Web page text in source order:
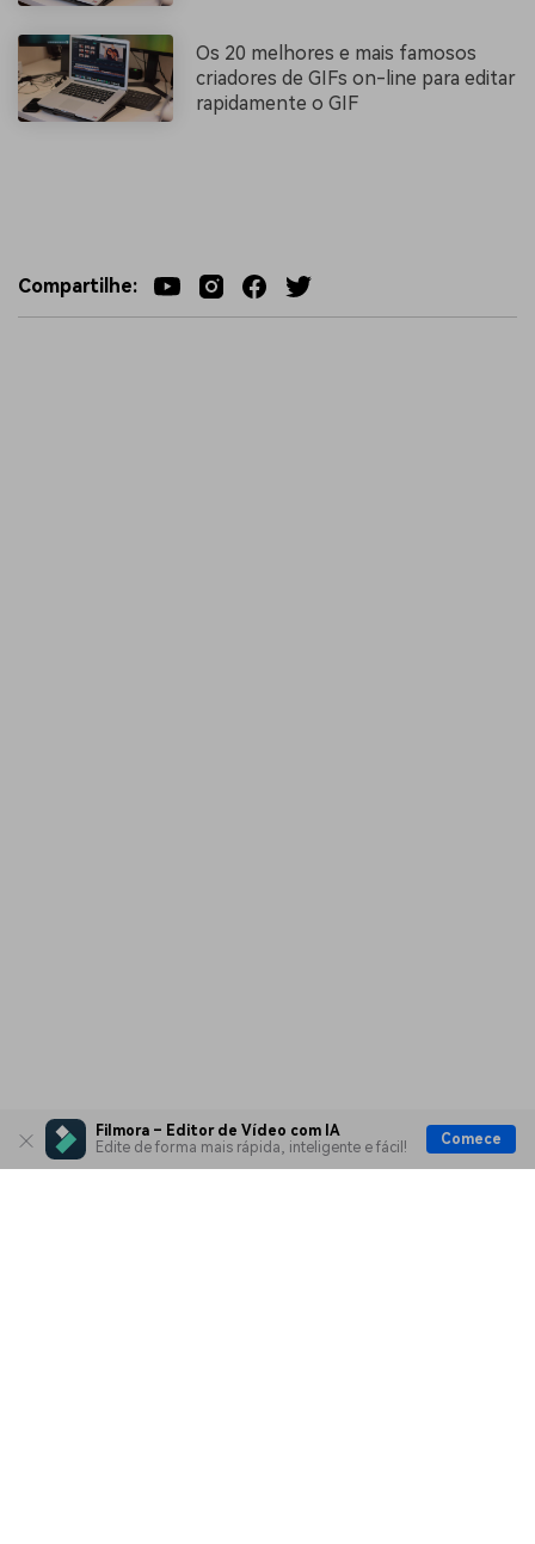
Filmora – Editor de Vídeo com IA
Edite de forma mais rápida, inteligente e fácil!
Comece
Os 20 melhores e mais famosos
criadores de GIFs on-line para editar
rapidamente o GIF
Compartilhe: